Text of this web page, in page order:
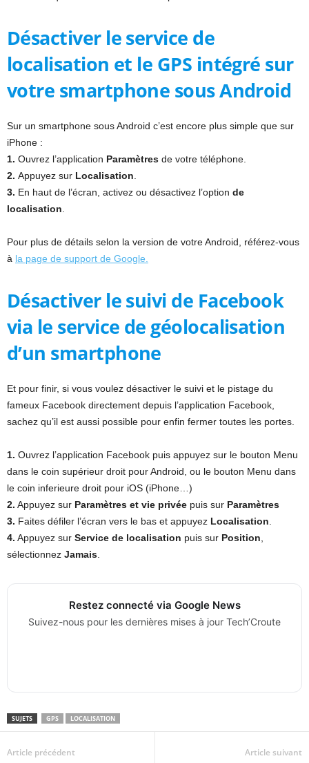
Désactiver le service de
localisation et le GPS intégré sur
votre smartphone sous Android
Sur un smartphone sous Android c’est encore plus simple que sur
iPhone :
1. Ouvrez l’application Paramètres de votre téléphone.
2. Appuyez sur Localisation
3. En haut de l’écran, activez ou désactivez l’option de
localisation
Pour plus de détails selon la version de votre Android,
référez-vous
à la page de support de Google.
Désactiver le suivi de Facebook
via le service de géolocalisation
d’un smartphone
Et pour finir, si vous voulez désactiver le suivi et le pistage du
fameux Facebook directement depuis l’application Facebook,
sachez qu’il est aussi possible pour enfin fermer toutes les portes.
1. Ouvrez l’application Facebook puis appuyez sur le bouton Menu
dans le coin supérieur droit pour Android, ou le bouton Menu dans
le coin inferieure droit pour iOS (iPhone…)
2. Appuyez sur Paramètres et vie privée puis sur Paramètres
3. Faites défiler l’écran vers le bas et appuyez Localisation
4. Appuyez sur Service de localisation puis sur Position
sélectionnez Jamais
Restez connecté via Google News
Suivez-nous pour les dernières mises à jour Tech’Croute
SUJETS GPS LOCALISATION
Article précédent Article suivant